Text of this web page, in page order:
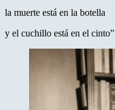
la muerte está en la botella
y el cuchillo está en el cinto”